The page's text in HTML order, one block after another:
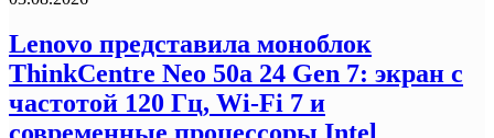
Lenovo представила моноблок
ThinkCentre Neo 50a 24 Gen 7: экран с
частотой 120 Гц, Wi-Fi 7 и